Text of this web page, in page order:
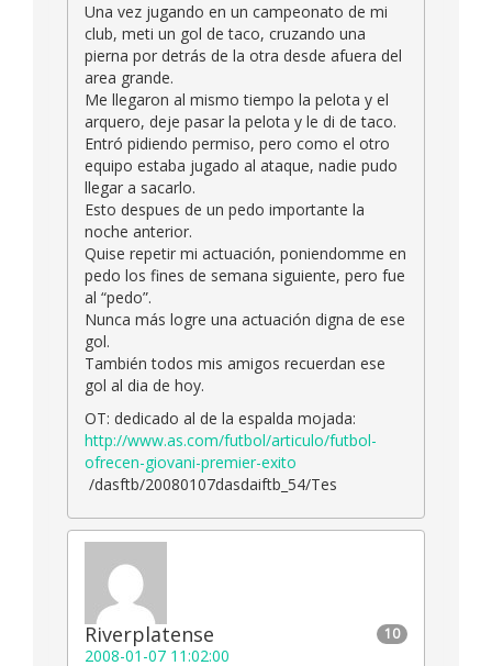
Una vez jugando en un campeonato de mi
club, meti un gol de taco, cruzando una
pierna por detrás de la otra desde afuera del
area grande.
Me llegaron al mismo tiempo la pelota y el
arquero, deje pasar la pelota y le di de taco.
Entró pidiendo permiso, pero como el otro
equipo estaba jugado al ataque, nadie pudo
llegar a sacarlo.
Esto despues de un pedo importante la
noche anterior.
Quise repetir mi actuación, poniendomme en
pedo los fines de semana siguiente, pero fue
al “pedo”.
Nunca más logre una actuación digna de ese
gol.
También todos mis amigos recuerdan ese
gol al dia de hoy.
OT: dedicado al de la espalda mojada:
http://www.as.com/futbol/articulo/futbol-
ofrecen-giovani-premier-exito
/dasftb/20080107dasdaiftb_54/Tes
10
Riverplatense
2008-01-07 11:02:00